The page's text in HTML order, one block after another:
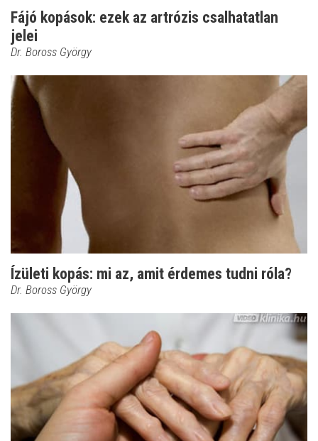
Fájó kopások: ezek az artrózis csalhatatlan
jelei
Dr. Boross György
Ízületi kopás: mi az, amit érdemes tudni róla?
Dr. Boross György